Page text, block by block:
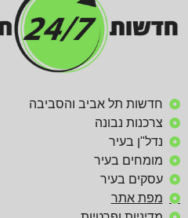
חדשות תל אביב והסביבה
צרכנות נבונה
נדל"ן בעיר
מומחים בעיר
עסקים בעיר
מפת אתר